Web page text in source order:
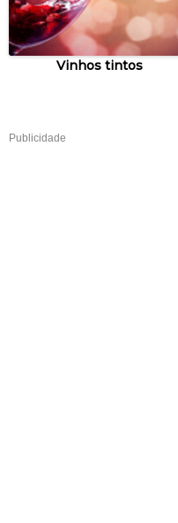
Vinhos tintos
Publicidade